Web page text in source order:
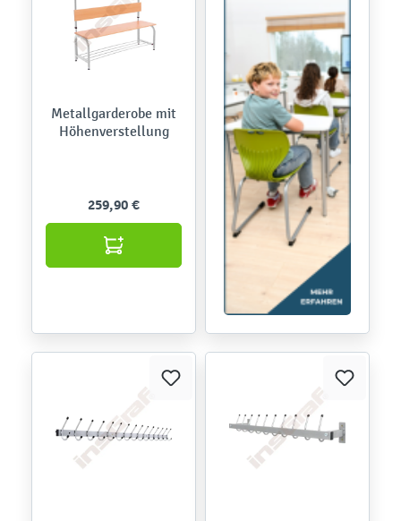
Metallgarderobe mit
Höhenverstellung
259,90 €